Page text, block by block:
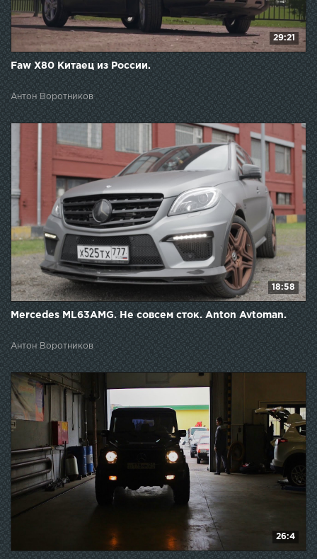
29:21
Faw X80 Китаец из России.
Антон Воротников
18:58
Mercedes ML63AMG. Не совсем сток. Anton Avtoman.
Антон Воротников
26:4